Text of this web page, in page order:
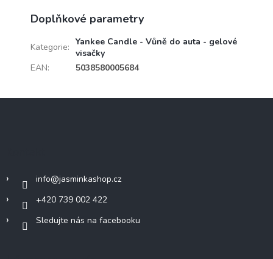
Doplňkové parametry
Kategorie: Yankee Candle - Vůně do auta - gelové
visačky
EAN: 5038580005684
info@jasminkashop.cz
+420 739 002 422
Sledujte nás na facebooku